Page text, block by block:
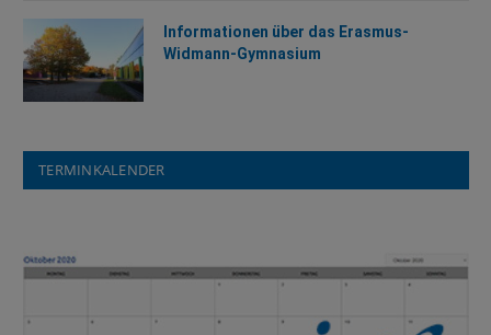
Informationen über das Erasmus-
Widmann-Gymnasium
TERMINKALENDER